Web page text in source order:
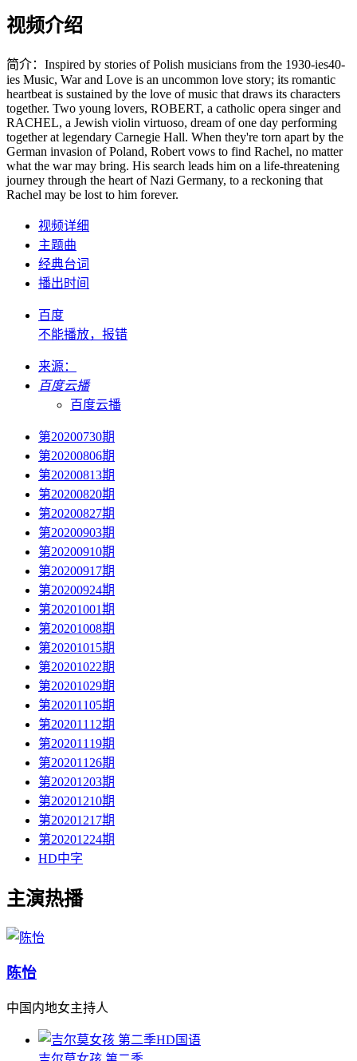
视频介绍
简介： Inspired by stories of Polish musicians from the 1930-ies40-
ies Music, War and Love is an uncommon love story; its romantic
heartbeat is sustained by the love of music that draws its characters
together. Two young lovers, ROBERT, a catholic opera singer and
RACHEL, a Jewish violin virtuoso, dream of one day performing
together at legendary Carnegie Hall. When they're torn apart by the
German invasion of Poland, Robert vows to find Rachel, no matter
what the war may bring. His search leads him on a life-threatening
journey through the heart of Nazi Germany, to a reckoning that
Rachel may be lost to him forever.
视频详细
主题曲
经典台词
播出时间
百度
不能播放，报错
来源：
百度云播
百度云播
第20200730期
第20200806期
第20200813期
第20200820期
第20200827期
第20200903期
第20200910期
第20200917期
第20200924期
第20201001期
第20201008期
第20201015期
第20201022期
第20201029期
第20201105期
第20201112期
第20201119期
第20201126期
第20201203期
第20201210期
第20201217期
第20201224期
HD中字
主演热播
陈怡
中国内地女主持人
HD国语